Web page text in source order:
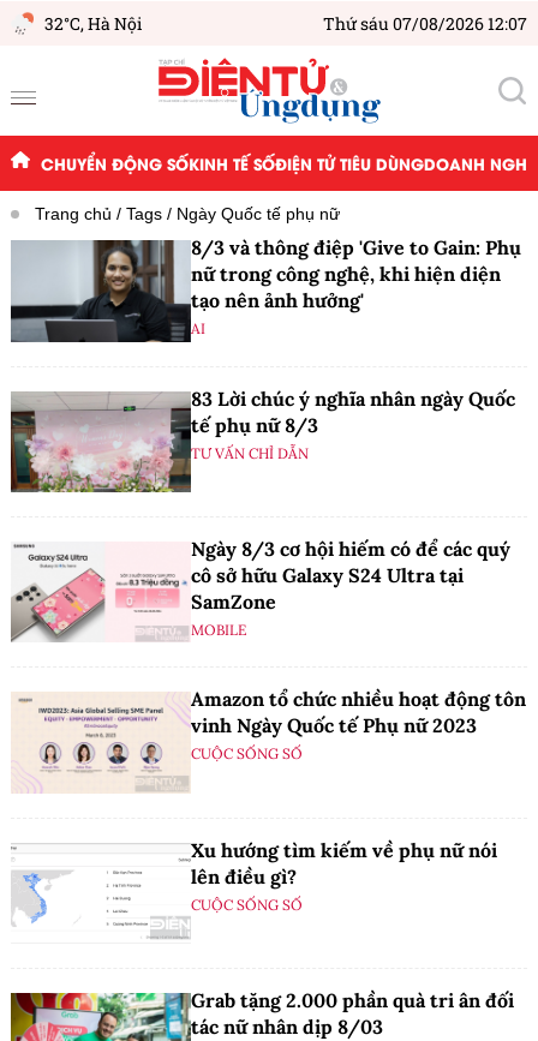
32°C,Hà Nội Thứ sáu 07/08/2026 12:07
CHUYỂN ĐỘNG SỐKINH TẾ SỐĐIỆN TỬ TIÊU DÙNGDOANH
Trang chủ Tags Ngày Quốc tế phụ nữ
8/3 và thông điệp 'Give to Gain: Phụ
nữ trong công nghệ, khi hiện diện
tạo nên ảnh hưởng'
AI
83 Lời chúc ý nghĩa nhân ngày Quốc
tế phụ nữ 8/3
TƯ VẤN CHỈ DẪN
Ngày 8/3 cơ hội hiếm có để các quý
cô sở hữu Galaxy S24 Ultra tại
SamZone
MOBILE
Amazon tổ chức nhiều hoạt động tôn
vinh Ngày Quốc tế Phụ nữ 2023
CUỘC SỐNG SỐ
Xu hướng tìm kiếm về phụ nữ nói
lên điều gì?
CUỘC SỐNG SỐ
Grab tặng 2.000 phần quà tri ân đối
tác nữ nhân dịp 8/03